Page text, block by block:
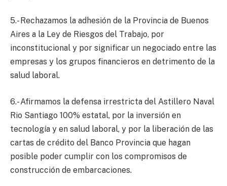
5.- Rechazamos la adhesión de la Provincia de Buenos
Aires a la Ley de Riesgos del Trabajo, por
inconstitucional y por significar un negociado entre las
empresas y los grupos financieros en detrimento de la
salud laboral.
6.- Afirmamos la defensa irrestricta del Astillero Naval
Rio Santiago 100% estatal, por la inversión en
tecnología y en salud laboral, y por la liberación de las
cartas de crédito del Banco Provincia que hagan
posible poder cumplir con los compromisos de
construcción de embarcaciones.